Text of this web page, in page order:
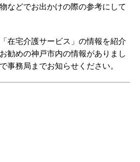
などでお出かけの際の参考にして
在宅介護サービス」の情報を紹介
勧めの神戸市内の情報がありまし
事務局までお知らせください。